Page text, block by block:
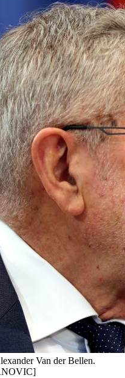
Van der Bellen.